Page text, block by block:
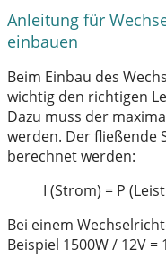
Anleitung für
einbauen
Beim Einbau des
wichtig den richtigen
Dazu muss der
werden. Der fließende
berechnet werden:
I (Strom) = P
Bei einem
Beispiel 1500W / 12V =